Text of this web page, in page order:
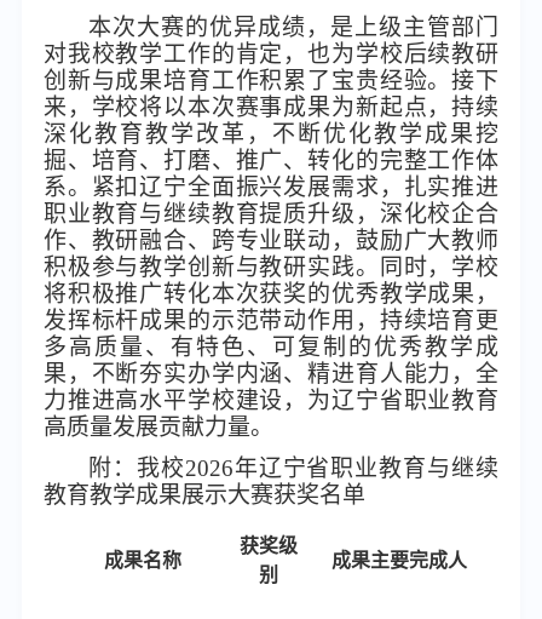
本次大赛的优异成绩，是上级主管部门
对我校教学工作的肯定，也为学校后续教研
创新与成果培育工作积累了宝贵经验。接下
来，学校将以本次赛事成果为新起点，持续
深化教育教学改革，不断优化教学成果挖
掘、培育、打磨、推广、转化的完整工作体
系。紧扣辽宁全面振兴发展需求，扎实推进
职业教育与继续教育提质升级，深化校企合
作、教研融合、跨专业联动，鼓励广大教师
积极参与教学创新与教研实践。同时，学校
将积极推广转化本次获奖的优秀教学成果，
发挥标杆成果的示范带动作用，持续培育更
多高质量、有特色、可复制的优秀教学成
果，不断夯实办学内涵、精进育人能力，全
力推进高水平学校建设，为辽宁省职业教育
高质量发展贡献力量。
附：我校2026年辽宁省职业教育与继续
教育教学成果展示大赛获奖名单
成果名称
获奖级
别
成果主要完成人